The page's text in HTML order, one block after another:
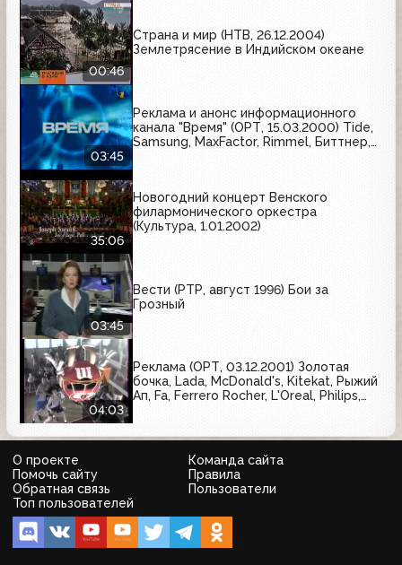
00:46
Страна и мир (НТВ, 26.12.2004)
Землетрясение в Индийском океане
03:45
Реклама и анонс информационного
канала "Время" (ОРТ, 15.03.2000) Tide,
Samsung, MaxFactor, Rimmel, Биттнер,
35:06
Новогодний концерт Венского
филармонического оркестра
(Культура, 1.01.2002)
03:45
Вести (РТР, август 1996) Бои за
Грозный
04:03
Реклама (ОРТ, 03.12.2001) Золотая
бочка, Lada, McDonald's, Kitekat, Рыжий
Ап, Fa, Ferrero Rocher, L'Oreal, Philips,
О проекте
Команда сайта
Помочь сайту
Правила
Обратная связь
Пользователи
Топ пользователей